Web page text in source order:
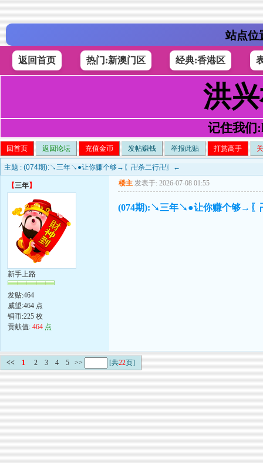
站点位
返回首页 热门:新澳门区 经典:香港区
洪
记住我们
回首页 返回论坛 充值金币 发帖赚钱 举报此贴 打赏高手
主题 : (074期):↘三年↘●让你赚个够→〖卍杀二行卍〗←
【三年】
新手上路
发贴:464
威望:464 点
铜币:225 枚
贡献值: 464 点
楼主 发表于: 2026-07-08 01:55
(074期):↘三年↘●让你赚个够→〖
<< 1 2 3 4 5 >> [共22页]